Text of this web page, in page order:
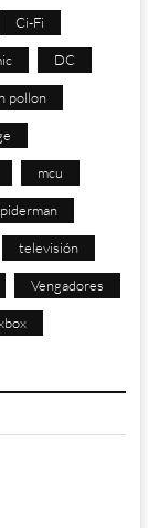
Ci-Fi
DC
pollon
mcu
televisión
Vengadores